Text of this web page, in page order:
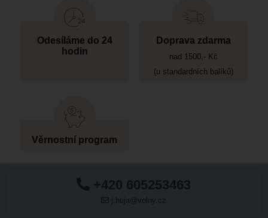
Odesíláme do 24
hodin
Doprava zdarma
nad 1500,- Kč
(u standardních balíků)
Věrnostní program
+420 605253463
j.huja@volny.cz